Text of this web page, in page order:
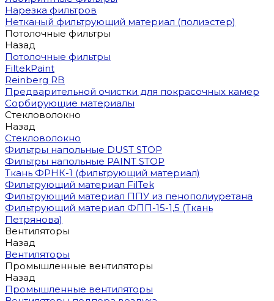
Нарезка фильтров
Нетканый фильтрующий материал (полиэстер)
Потолочные фильтры
Назад
Потолочные фильтры
FiltekPaint
Reinberg RB
Предварительной очистки для покрасочных камер
Сорбирующие материалы
Стекловолокно
Назад
Стекловолокно
Фильтры напольные DUST STOP
Фильтры напольные PAINT STOP
Ткань ФРНК-1 (фильтрующий материал)
Фильтрующий материал FilTek
Фильтрующий материал ППУ из пенополиуретана
Фильтрующий материал ФПП-15-1,5 (Ткань
Петрянова)
Вентиляторы
Назад
Вентиляторы
Промышленные вентиляторы
Назад
Промышленные вентиляторы